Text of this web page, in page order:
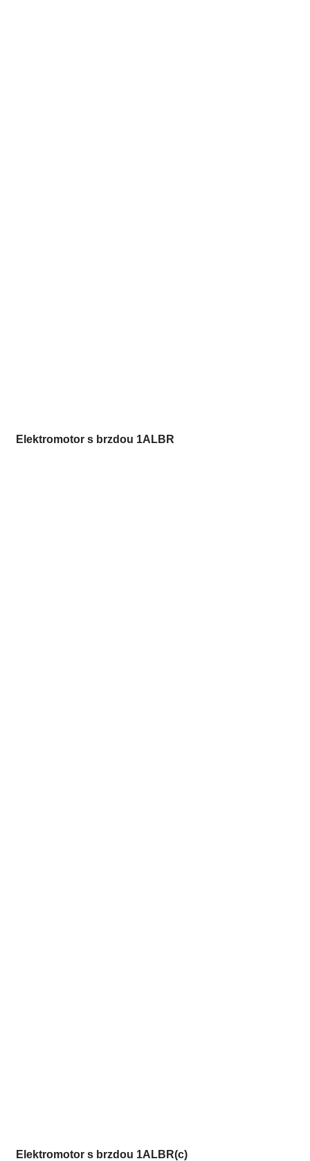
Elektromotor s brzdou 1ALBR
Elektromotor s brzdou 1ALBR(c)